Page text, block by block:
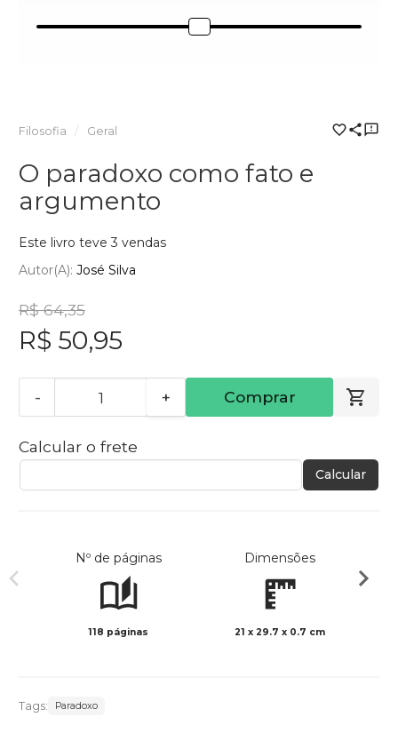
Filosofia Geral
O paradoxo como fato e
argumento
Este livro teve 3 vendas
Autor(a): José Silva
R$ 64,35
R$ 50,95
- + Comprar
Calcular o frete
Calcular
Nº de páginas
118 páginas
Dimensões
21 x 29.7 x 0.7 cm
Tags: Paradoxo